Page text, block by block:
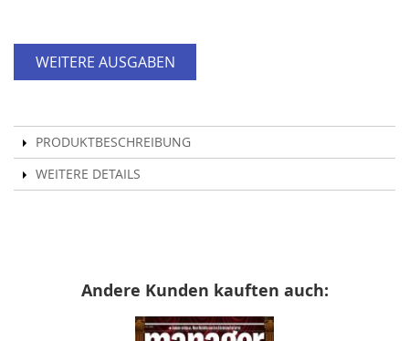
WEITERE AUSGABEN
PRODUKTBESCHREIBUNG
WEITERE DETAILS
Andere Kunden kauften auch: